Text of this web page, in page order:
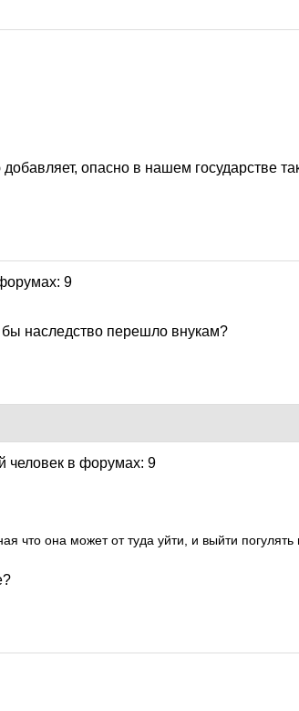
опасно в нашем государстве
бы наследство перешло внукам?
что она может от туда уйти, и выйти